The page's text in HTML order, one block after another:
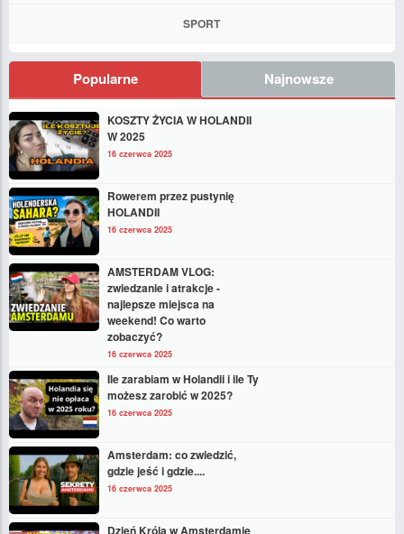
SPORT
Popularne Najnowsze
KOSZTY ŻYCIA W HOLANDII
W 2025
16 czerwca 2025
Rowerem przez pustynię
HOLANDII
16 czerwca 2025
AMSTERDAM VLOG:
zwiedzanie i atrakcje -
najlepsze miejsca na
weekend! Co warto
zobaczyć?
16 czerwca 2025
Ile zarabiam w Holandii i ile Ty
możesz zarobić w 2025?
16 czerwca 2025
Amsterdam: co zwiedzić,
gdzie jeść i gdzie....
16 czerwca 2025
Dzień Króla w Amsterdamie